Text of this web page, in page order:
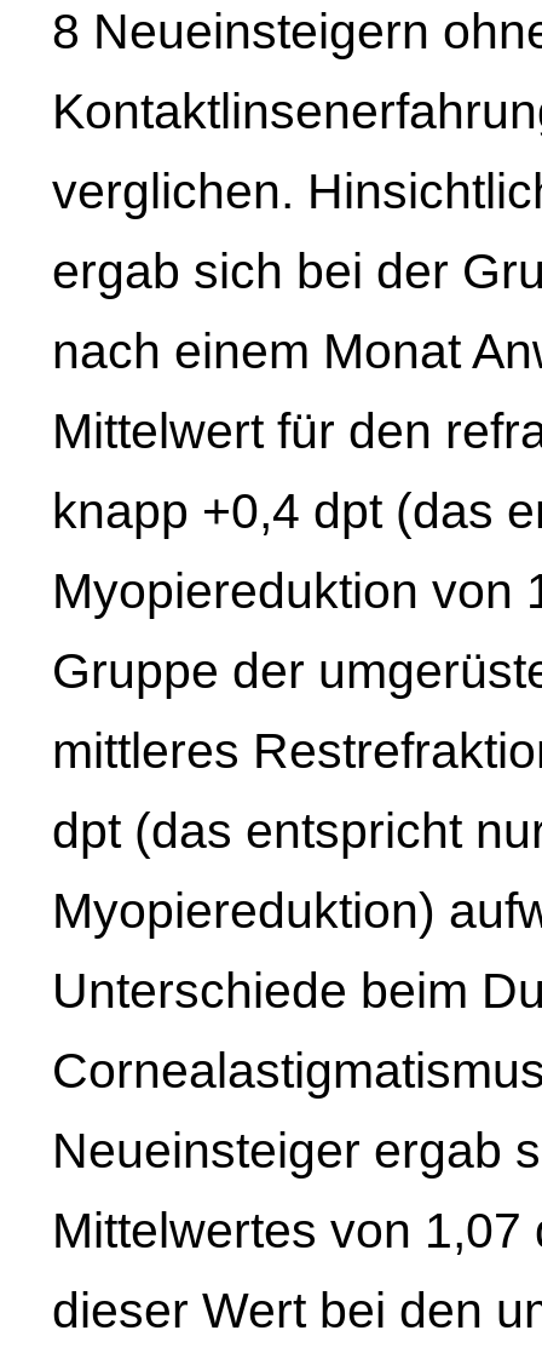
8 Neueinsteigern
verglichen.
ergab sich bei der
nach einem Monat
Mittelwert für den
knapp +0,4 dpt (das
Myopiereduktion von
Gruppe der
mittleres
dpt (das entspricht
Myopiereduktion)
Unterschiede beim
Neueinsteiger ergab
Mittelwertes von
dieser Wert bei den